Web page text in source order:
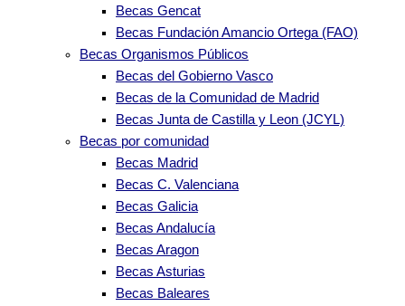
Becas Gencat
Becas Fundación Amancio Ortega (FAO)
Becas Organismos Públicos
Becas del Gobierno Vasco
Becas de la Comunidad de Madrid
Becas Junta de Castilla y Leon (JCYL)
Becas por comunidad
Becas Madrid
Becas C. Valenciana
Becas Galicia
Becas Andalucía
Becas Aragon
Becas Asturias
Becas Baleares